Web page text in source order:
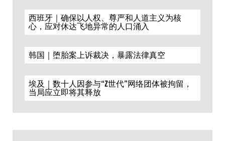
西班牙｜确保以人权、尊严和人道主义为核
心，应对休达飞地异常的人口涌入
韩国｜堕胎案上诉裁决，暴露法律真空
埃及｜数十人因参与“Z世代”网络团体被拘留，
当局应立即将其释放